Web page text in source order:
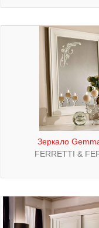
Зеркало
FERRETTI &